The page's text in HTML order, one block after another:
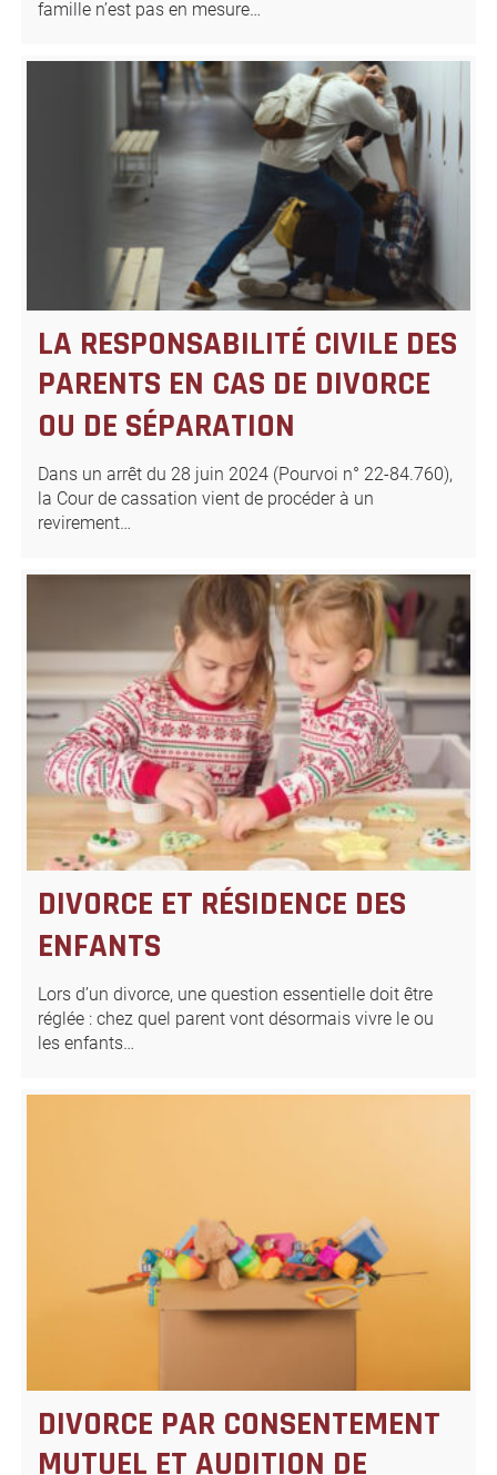
famille n’est pas en mesure…
LA RESPONSABILITÉ CIVILE DES
PARENTS EN CAS DE DIVORCE
OU DE SÉPARATION
Dans un arrêt du 28 juin 2024 (Pourvoi n° 22-84.760),
la Cour de cassation vient de procéder à un
revirement…
DIVORCE ET RÉSIDENCE DES
ENFANTS
Lors d’un divorce, une question essentielle doit être
réglée : chez quel parent vont désormais vivre le ou
les enfants…
DIVORCE PAR CONSENTEMENT
MUTUEL ET AUDITION DE